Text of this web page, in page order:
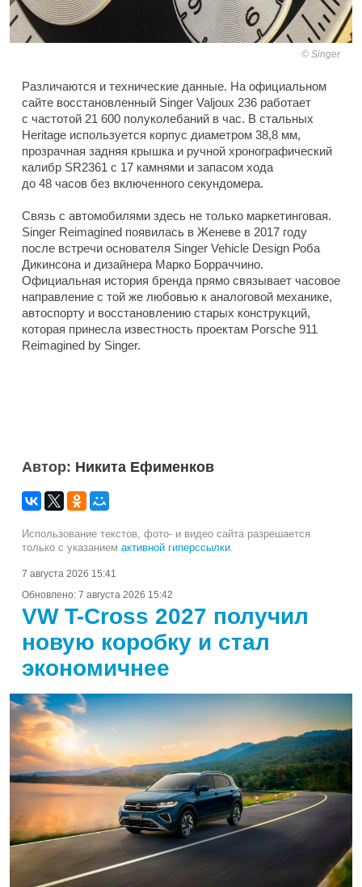
Singer
Различаются и технические данные. На официальном
сайте восстановленный Singer Valjoux 236 работает
с частотой 21 600 полуколебаний в час. В стальных
Heritage используется корпус диаметром 38,8 мм,
прозрачная задняя крышка и ручной хронографический
калибр SR2361 с 17 камнями и запасом хода
до 48 часов без включенного секундомера.
Связь с автомобилями здесь не только маркетинговая.
Singer Reimagined появилась в Женеве в 2017 году
после встречи основателя Singer Vehicle Design Роба
Дикинсона и дизайнера Марко Борраччино.
Официальная история бренда прямо связывает часовое
направление с той же любовью к аналоговой механике,
автоспорту и восстановлению старых конструкций,
которая принесла известность проектам Porsche 911
Reimagined by Singer.
Автор: Никита Ефименков
Использование текстов, фото- и видео сайта разрешается
только с указанием активной гиперссылки.
7 августа 2026 15:41
Обновлено: 7 августа 2026 15:42
VW T-Cross 2027 получил
новую коробку и стал
экономичнее